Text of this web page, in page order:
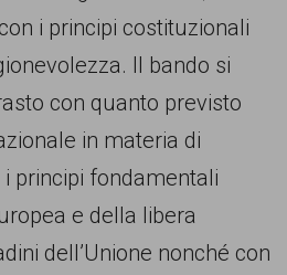
i principi costituzionali
Il bando si
con quanto previsto
in materia di
principi fondamentali
e della libera
dell’Unione nonché con